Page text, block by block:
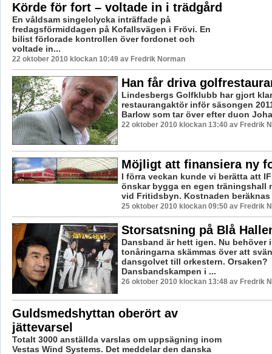
Körde för fort – voltade in i trädgård
En våldsam singelolycka inträffade på
fredagsförmiddagen på Kofallsvägen i Frövi. En
bilist förlorade kontrollen över fordonet och
voltade in...
22 oktober 2010 klockan 10:49 av Fredrik Norman
Han får driva
Lindesbergs Golfklubb har gjort
restaurangaktör inför säsongen
Barlow som tar över efter duon
22 oktober 2010 klockan 13:40 av Fredrik
Möjligt att finansiera ny
I förra veckan kunde vi berätta att
önskar bygga en egen träningshall
vid Fritidsbyn. Kostnaden
25 oktober 2010 klockan 09:50 av Fredrik
Storsatsning på Blå
Dansband är hett igen. Nu behöver
tonåringarna skämmas över att
dansgolvet till orkestern. Orsaken?
Dansbandskampen i ...
26 oktober 2010 klockan 13:48 av Fredrik
Guldsmedshyttan oberört av
jättevarsel
Totalt 3000 anställda varslas om uppsägning inom
Vestas Wind Systems. Det meddelar den danska